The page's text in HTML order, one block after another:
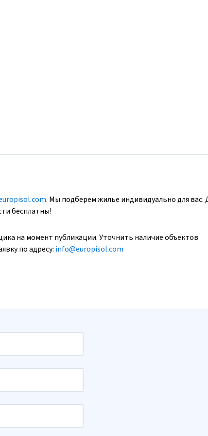
. Мы подберем жилье индивидуально для вас.
бесплатны!
на момент публикации. Уточнить наличие объектов
по адресу: info@europisol.com